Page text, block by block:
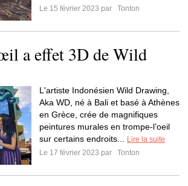
Le 15 février 2023 par
Tonton
a effet 3D de Wild
L'artiste Indonésien Wild Drawing,
Aka WD, né à Bali et basé à Athènes
en Grèce, crée de magnifiques
peintures murales en trompe-l’oeil
sur certains endroits...
Lire la suite
Le 17 février 2023 par
Tonton